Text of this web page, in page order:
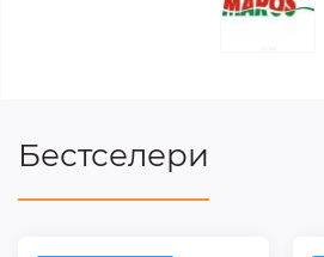
Бестселери